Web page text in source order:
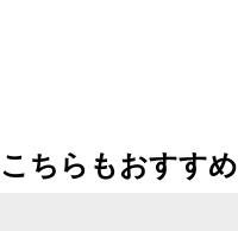
こちらもおすすめ